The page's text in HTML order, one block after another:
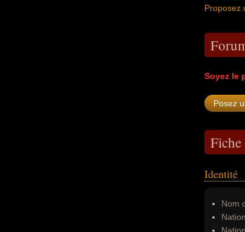
Proposez
Soyez le
Identité
Nom